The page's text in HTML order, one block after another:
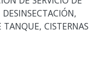
CISTERNAS